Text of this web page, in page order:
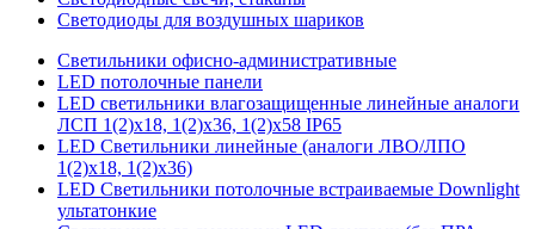
Светодиоды для воздушных шариков
Светильники офисно-административные
LED потолочные панели
LED светильники влагозащищенные линейные аналоги
ЛСП 1(2)х18, 1(2)х36, 1(2)х58 IP65
LED Светильники линейные (аналоги ЛВО/ЛПО
1(2)х18, 1(2)х36)
LED Светильники потолочные встраиваемые Downlight
ультатонкие